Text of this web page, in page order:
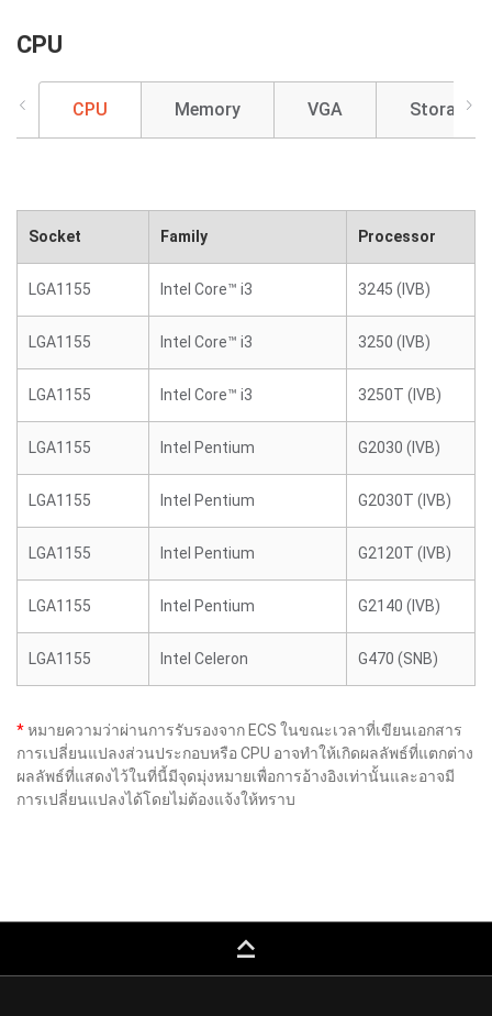
CPU
CPU Memory VGA Storage
Socket Family Processor
LGA1155 Intel Core™ i3 3245 (IVB)
LGA1155 Intel Core™ i3 3250 (IVB)
LGA1155 Intel Core™ i3 3250T (IVB)
LGA1155 Intel Pentium G2030 (IVB)
LGA1155 Intel Pentium G2030T (IVB)
LGA1155 Intel Pentium G2120T (IVB)
LGA1155 Intel Pentium G2140 (IVB)
LGA1155 Intel Celeron G470 (SNB)
*หมายความว่าผ่านการรับรองจาก ECS ในขณะเวลาที่เขียนเอกสาร
การเปลี่ยนแปลงส่วนประกอบหรือ CPU อาจทำให้เกิดผลลัพธ์ที่แตกต่าง
ผลลัพธ์ที่แสดงไว้ในที่นี้มีจุดมุ่งหมายเพื่อการอ้างอิงเท่านั้นและอาจมี
การเปลี่ยนแปลงได้โดยไม่ต้องแจ้งให้ทราบ
keyboard_capslock